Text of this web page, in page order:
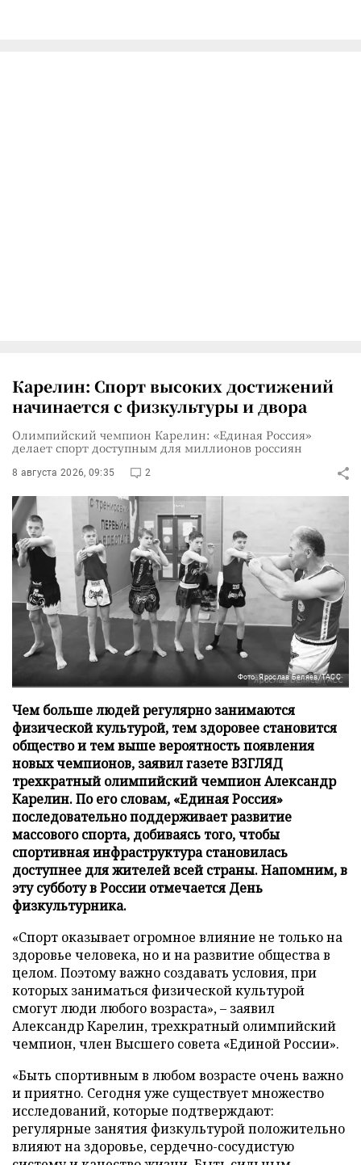
Карелин: Спорт высоких достижений
начинается с физкультуры и двора
Олимпийский чемпион Карелин: «Единая Россия»
делает спорт доступным для миллионов россиян
8 августа 2026, 09:35 2
Фото: Ярослав Беляев/ТАСС
Чем больше людей регулярно занимаются
физической культурой, тем здоровее становится
общество и тем выше вероятность появления
новых чемпионов, заявил газете ВЗГЛЯД
трехкратный олимпийский чемпион Александр
Карелин. По его словам, «Единая Россия»
последовательно поддерживает развитие
массового спорта, добиваясь того, чтобы
спортивная инфраструктура становилась
доступнее для жителей всей страны. Напомним, в
эту субботу в России отмечается День
физкультурника.
«Спорт оказывает огромное влияние не только на
здоровье человека, но и на развитие общества в
целом. Поэтому важно создавать условия, при
которых заниматься физической культурой
смогут люди любого возраста», – заявил
Александр Карелин, трехкратный олимпийский
чемпион, член Высшего совета «Единой России».
«Быть спортивным в любом возрасте очень важно
и приятно. Сегодня уже существует множество
исследований, которые подтверждают:
регулярные занятия физкультурой положительно
влияют на здоровье, сердечно-сосудистую